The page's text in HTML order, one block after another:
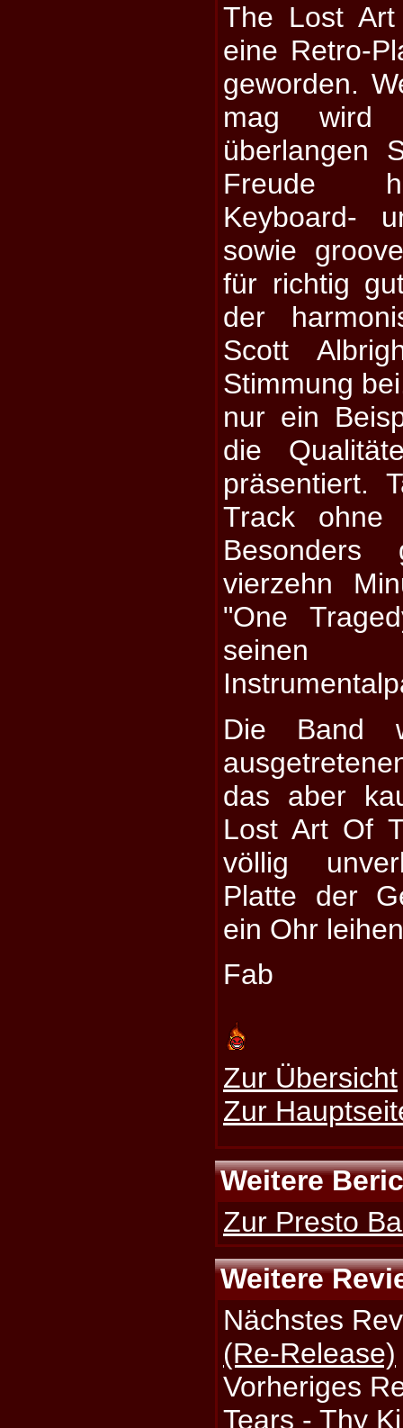
The Lost
eine Retro-
geworden.
mag wird
überlangen
Freude
Keyboard-
sowie
für richtig
der
Scott
Stimmung
nur ein
die
präsentiert.
Track ohne
vierzehn
"One
seinen
Die Band
das aber
Lost Art Of
völlig
Platte der
ein Ohr
Fab
Zur Übersicht
Zur
Weitere
Zur Presto
Weitere
Nächstes
(Re-Release)
Vorheriges
Tears - Thy